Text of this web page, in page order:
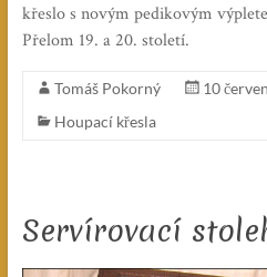
křeslo s novým pedikovým
Přelom 19. a 20. století.
Tomáš Pokorný
10
Houpací křesla
Servírovací